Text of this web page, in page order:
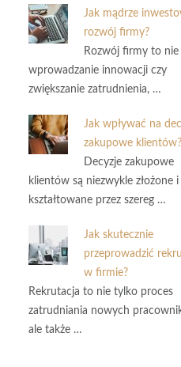
Jak mądrze
rozwój firmy?
Rozwój firmy to
wprowadzanie innowacji czy
zwiększanie zatrudnienia, …
Jak wpływać na
zakupowe klientów?
Decyzje zakupowe
klientów są niezwykle złożone i
kształtowane przez szereg …
Jak skutecznie
przeprowadzić
w firmie?
Rekrutacja to nie tylko proces
zatrudniania nowych
ale także …